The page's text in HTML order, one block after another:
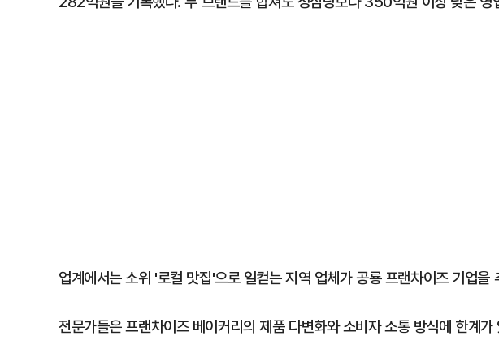
업계에서는 소위 '로컬 맛집'으로 일컫는 지역 업체가 공룡 프랜차이즈 기업을
전문가들은 프랜차이즈 베이커리의 제품 다변화와 소비자 소통 방식에 한계가